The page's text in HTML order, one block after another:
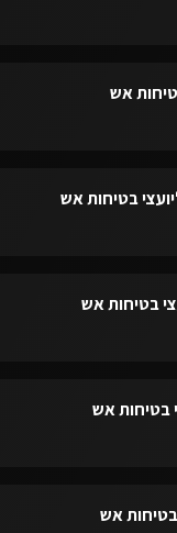
אש
בטיחות אש
בטיחות אש
בטיחות אש
בטיחות אש